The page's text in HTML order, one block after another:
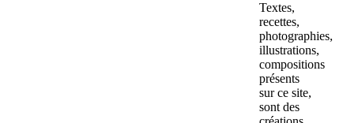
Textes,
recettes,
photographies,
illustrations,
compositions
présents
sur ce site,
sont des